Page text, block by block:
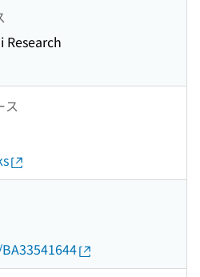
Research
ス